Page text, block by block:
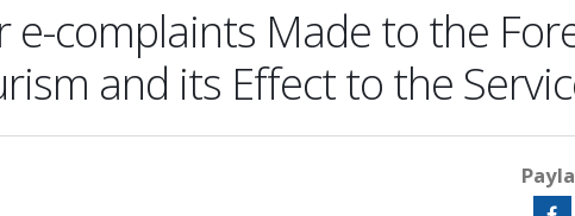
e-complaints Made to the
and its Effect to the